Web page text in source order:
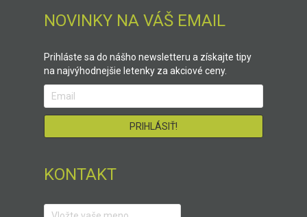
NOVINKY NA VÁŠ EMAIL
Prihláste sa do nášho newsletteru a získajte tipy
na najvýhodnejšie letenky za akciové ceny.
KONTAKT